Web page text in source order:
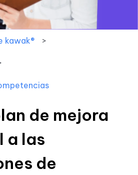
kawak®
de mejora
a las
de